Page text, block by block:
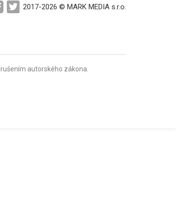
2017-2026 © MARK MEDIA s.r.o.
autorského zákona.